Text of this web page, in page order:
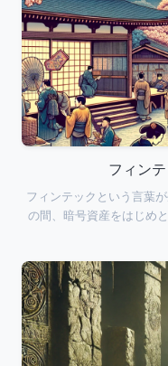
フィン
フィンテックという言葉
の間、暗号資産をはじめ